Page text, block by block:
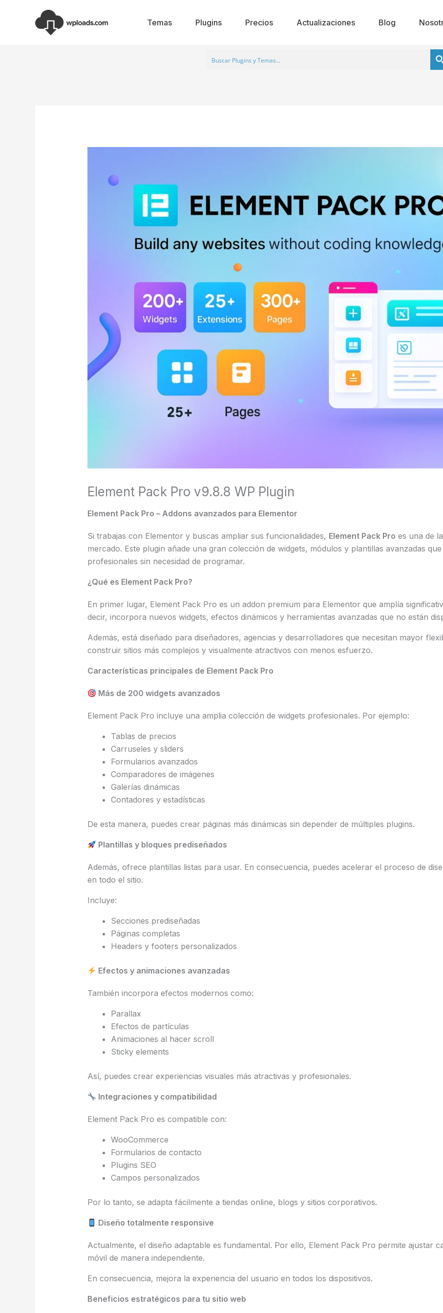
Temas Plugins Precios Actualizaciones Blog
Element Pack Pro v9.8.8 WP Plugin
Element Pack Pro – Addons avanzados para Elementor
Si trabajas con Elementor y buscas ampliar sus funcionalidades, Element Pack Pro es una de
mercado. Este plugin añade una gran colección de widgets, módulos y plantillas avanzadas
profesionales sin necesidad de programar.
¿Qué es Element Pack Pro?
En primer lugar, Element Pack Pro es un addon premium para Elementor que amplía
decir, incorpora nuevos widgets, efectos dinámicos y herramientas avanzadas que no están
Además, está diseñado para diseñadores, agencias y desarrolladores que necesitan mayor
construir sitios más complejos y visualmente atractivos con menos esfuerzo.
Características principales de Element Pack Pro
Más de 200 widgets avanzados
Element Pack Pro incluye una amplia colección de widgets profesionales. Por ejemplo:
Tablas de precios
Carruseles y sliders
Formularios avanzados
Comparadores de imágenes
Galerías dinámicas
Contadores y estadísticas
De esta manera, puedes crear páginas más dinámicas sin depender de múltiples plugins.
Plantillas y bloques prediseñados
Además, ofrece plantillas listas para usar. En consecuencia, puedes acelerar el proceso de
en todo el sitio.
Incluye:
Secciones prediseñadas
Páginas completas
Headers y footers personalizados
Efectos y animaciones avanzadas
También incorpora efectos modernos como:
Parallax
Efectos de partículas
Animaciones al hacer scroll
Sticky elements
Así, puedes crear experiencias visuales más atractivas y profesionales.
Integraciones y compatibilidad
Element Pack Pro es compatible con:
WooCommerce
Formularios de contacto
Plugins SEO
Campos personalizados
Por lo tanto, se adapta fácilmente a tiendas online, blogs y sitios corporativos.
Diseño totalmente responsive
Actualmente, el diseño adaptable es fundamental. Por ello, Element Pack Pro permite ajustar
móvil de manera independiente.
En consecuencia, mejora la experiencia del usuario en todos los dispositivos.
Beneficios estratégicos para tu sitio web